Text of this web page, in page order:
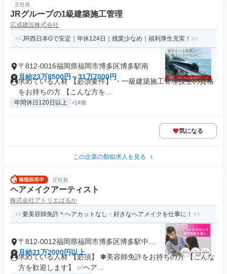
正社員
JRグループの1級建築施工管理
広成建設株式会社
JR西日本Gで安定｜年休124日｜残業少なめ｜福利厚生充実！
〒812-0016福岡県福岡市博多区博多駅南
月給23万8500円～31万7000円
求めている人材 【必須要件】 ・一級建築施工管理技士の資格
をお持ちの方 【こんな方を...
年間休日120日以上 +14個
気になる
この企業の類似求人を見る
正社員
ヘアメイクアーティスト
株式会社アトリエはるか
要美容師免許＊ヘアカットなし・好きなヘアメイクを仕事に！
〒812-0012福岡県福岡市博多区博多駅中央
街
月給21万2000円以上
求めている人材 【必須】 ✽美容師免許をお持ちの方 【こんな
方を歓迎します】 ✅ヘア...